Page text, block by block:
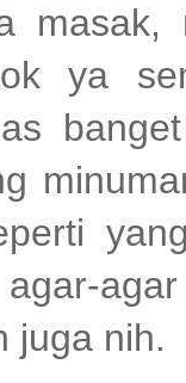
ya
juga nih.